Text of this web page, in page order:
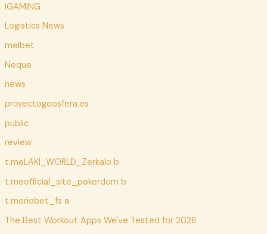
IGAMING
Logistics News
melbet
Neque
news
proyectogeosfera.es
public
review
t.meLAKI_WORLD_Zerkalo b
t.meofficial_site_pokerdom b
t.meriobet_fs a
The Best Workout Apps We've Tested for 2026